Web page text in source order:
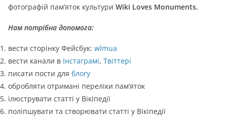
і
ї
фотографій пам’яток культури Wiki Loves Monuments.
Нам потрібна допомога:
вести сторінку Фейсбук: wlmua
вести канали в Інстаграмі, Твіттері
писати пости для блогу
обробляти отримані переліки пам’яток
ілюструвати статті у Вікіпедії
поліпшувати та створювати статті у Вікіпедії